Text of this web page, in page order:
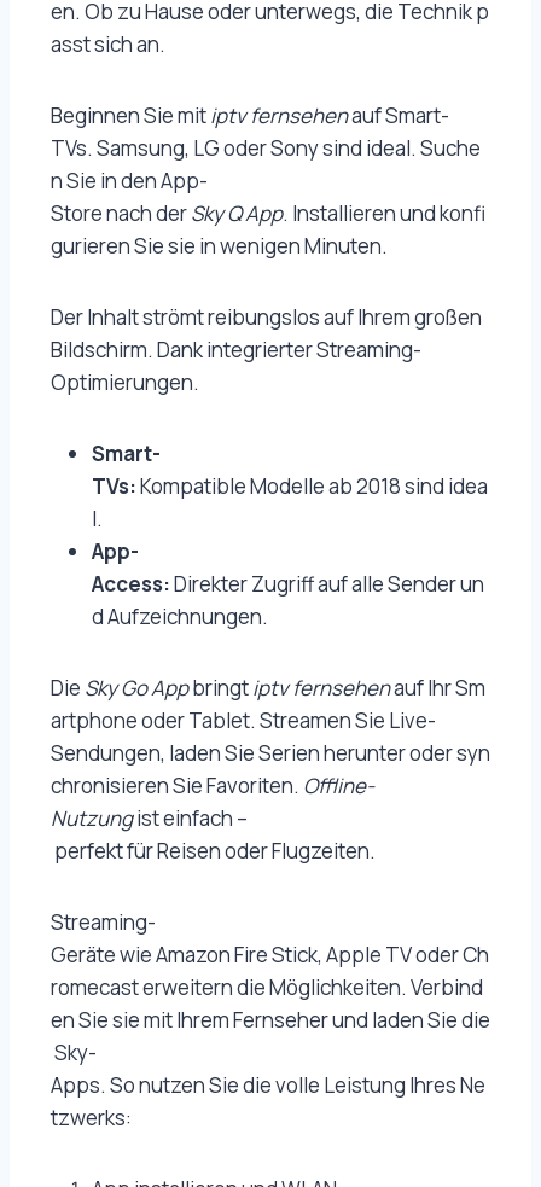
en. Ob zu Hause oder unterwegs, die Technik p
asst sich an.
Beginnen Sie mitiptv fernsehenauf Smart-
TVs. Samsung, LG oder Sony sind ideal. Suche
n Sie in den App-
Store nach derSky Q App. Installieren und konfi
gurieren Sie sie in wenigen Minuten.
Der Inhalt strömt reibungslos auf Ihrem großen
Bildschirm. Dank integrierter Streaming-
Optimierungen.
Smart-
TVs:Kompatible Modelle ab 2018 sind idea
l.
App-
Access:Direkter Zugriff auf alle Sender un
d Aufzeichnungen.
Die Sky Go Appbringtiptv fernsehenauf Ihr Sm
artphone oder Tablet. Streamen Sie Live-
Sendungen, laden Sie Serien herunter oder syn
chronisieren Sie Favoriten. Offline-
Nutzungist einfach –
perfekt für Reisen oder Flugzeiten.
Streaming-
Geräte wie Amazon Fire Stick, Apple TV oder Ch
romecast erweitern die Möglichkeiten. Verbind
en Sie sie mit Ihrem Fernseher und laden Sie die
Sky-
Apps. So nutzen Sie die volle Leistung Ihres Ne
tzwerks: